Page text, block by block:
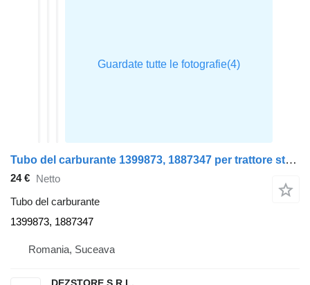
Tubo del carburante 1399873, 1887347 per trattore stradale DAF XF105
24 € Netto
Tubo del carburante
1399873, 1887347
Romania, Suceava